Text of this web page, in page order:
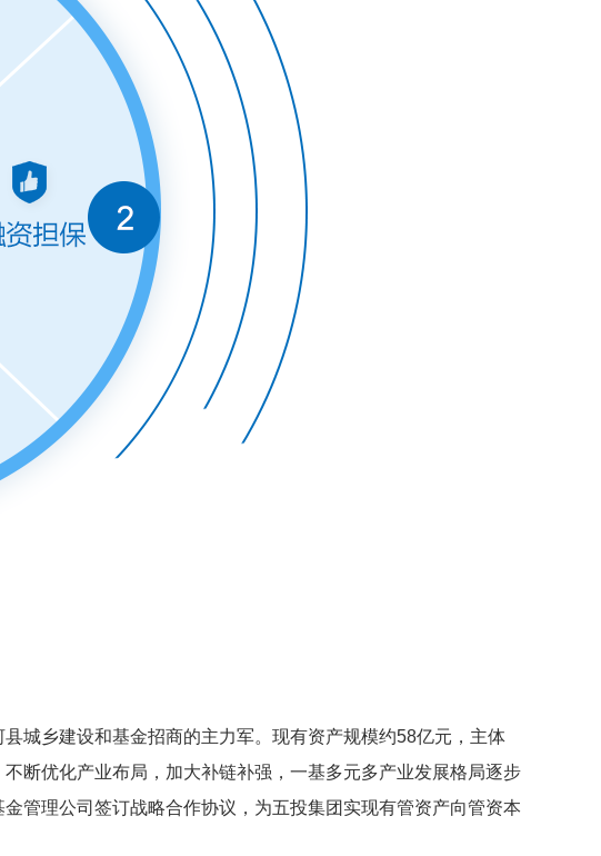
城乡建设和基金招商的主力军。现有资产规模约58亿元，主体
断优化产业布局，加大补链补强，一基多元多产业发展格局逐步
管理公司签订战略合作协议，为五投集团实现有管资产向管资本